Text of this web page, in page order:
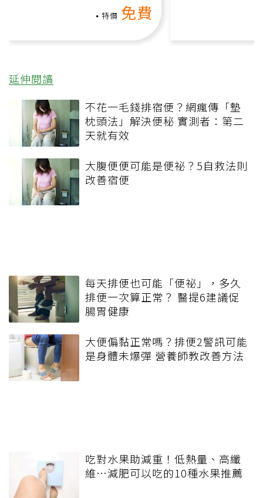
特價 免費
延伸閱讀
不花一毛錢排宿便？網瘋傳「墊
枕頭法」解決便秘 實測者：第二
天就有效
大腹便便可能是便祕？5自救法則
改善宿便
每天排便也可能「便祕」，多久
排便一次算正常？ 醫提6建議促
腸胃健康
大便偏黏正常嗎？排便2警訊可能
是身體未爆彈 營養師教改善方法
吃對水果助減重！低熱量、高纖
維…減肥可以吃的10種水果推薦